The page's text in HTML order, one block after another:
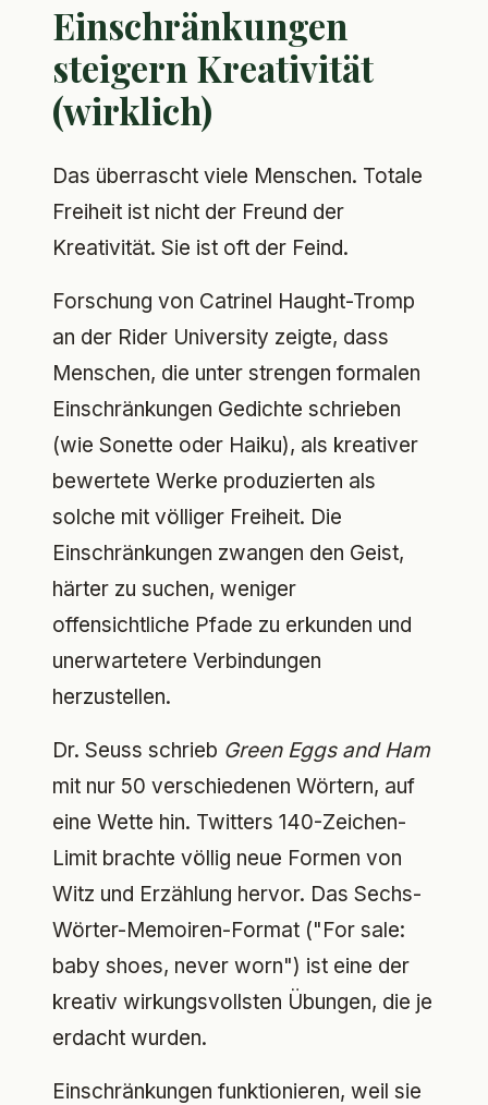
Einschränkungen
steigern Kreativität
(wirklich)
Das überrascht viele Menschen. Totale
Freiheit ist nicht der Freund der
Kreativität. Sie ist oft der Feind.
Forschung von Catrinel Haught-Tromp
an der Rider University zeigte, dass
Menschen, die unter strengen formalen
Einschränkungen Gedichte schrieben
(wie Sonette oder Haiku), als kreativer
bewertete Werke produzierten als
solche mit völliger Freiheit. Die
Einschränkungen zwangen den Geist,
härter zu suchen, weniger
offensichtliche Pfade zu erkunden und
unerwartetere Verbindungen
herzustellen.
Dr. Seuss schrieb Green Eggs and Ham
mit nur 50 verschiedenen Wörtern, auf
eine Wette hin. Twitters 140-Zeichen-
Limit brachte völlig neue Formen von
Witz und Erzählung hervor. Das Sechs-
Wörter-Memoiren-Format ("For sale:
baby shoes, never worn") ist eine der
kreativ wirkungsvollsten Übungen, die je
erdacht wurden.
Einschränkungen funktionieren, weil sie